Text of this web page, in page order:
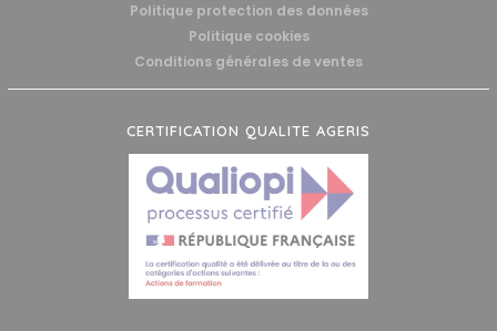
Politique protection des données
Politique cookies
Conditions générales de ventes
CERTIFICATION QUALITE AGERIS